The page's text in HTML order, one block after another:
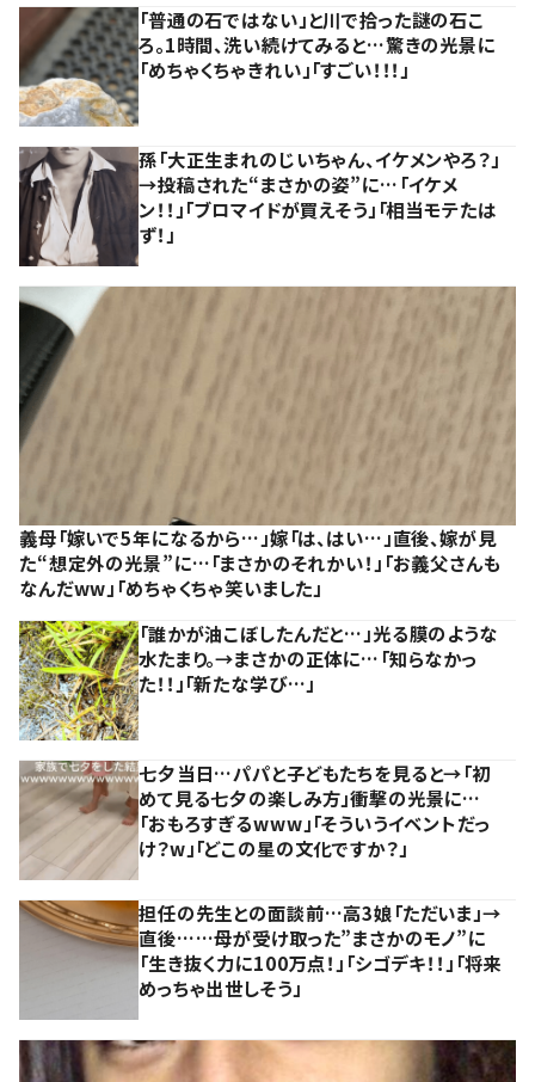
「普通の石ではない」と川で拾った謎の石こ
ろ。1時間、洗い続けてみると…驚きの光景に
「めちゃくちゃきれい」「すごい！！！」
孫「大正生まれのじいちゃん、イケメンやろ？」
→投稿された“まさかの姿”に…「イケメ
ン！！」「ブロマイドが買えそう」「相当モテたは
ず！」
義母「嫁いで5年になるから…」嫁「は、はい…」直後、嫁が見
た“想定外の光景”に…「まさかのそれかい！」「お義父さんも
なんだww」「めちゃくちゃ笑いました」
「誰かが油こぼしたんだと…」光る膜のような
水たまり。→まさかの正体に…「知らなかっ
た！！」「新たな学び…」
七夕当日…パパと子どもたちを見ると→「初
めて見る七夕の楽しみ方」衝撃の光景に…
「おもろすぎるwww」「そういうイベントだっ
け？w」「どこの星の文化ですか？」
担任の先生との面談前…高3娘「ただいま」→
直後……母が受け取った”まさかのモノ”に
「生き抜く力に100万点！」「シゴデキ！！」「将来
めっちゃ出世しそう」